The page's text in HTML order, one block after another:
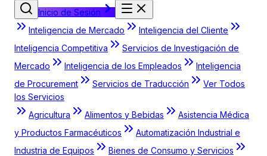
Inicio de Sesión
Inteligencia de Mercado
Inteligencia del Cliente
Inteligencia Competitiva
Servicios de Investigación de
Mercado
Inteligencia de los Empleados
Inteligencia
de Procurement
Servicios de Traducción
Ver Todos
los Servicios
Agricultura
Alimentos y Bebidas
Asistencia Médica
y Productos Farmacéuticos
Automatización Industrial e
Industria de Equipos
Bienes de Consumo y Servicios